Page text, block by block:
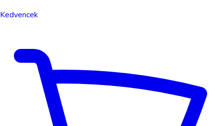
Kedvencek